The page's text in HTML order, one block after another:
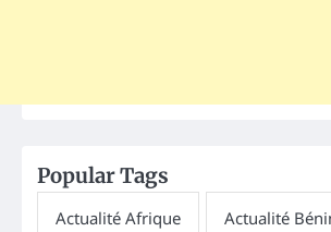
Popular Tags